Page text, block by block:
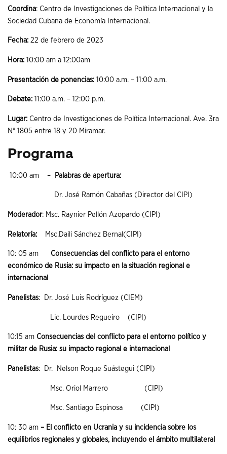
Coordina: Centro de Investigaciones de Política Internacional y la
Sociedad Cubana de Economía Internacional.
Fecha: 22 de febrero de 2023
Hora: 10:00 am a 12:00am
Presentación de ponencias: 10:00 a.m. – 11:00 a.m.
Debate: 11:00 a.m. – 12:00 p.m.
Lugar: Centro de Investigaciones de Política Internacional. Ave. 3ra
Nº 1805 entre 18 y 20 Miramar.
Programa
10:00 am – Palabras de apertura:
Dr. José Ramón Cabañas (Director del CIPI)
Moderador: Msc. Raynier Pellón Azopardo (CIPI)
Relatoría: Msc.Daili Sánchez Bernal(CIPI)
10: 05 am Consecuencias del conflicto para el entorno
económico de Rusia: su impacto en la situación regional e
internacional
Panelistas: Dr. José Luis Rodríguez (CIEM)
Lic. Lourdes Regueiro (CIPI)
10:15 am Consecuencias del conflicto para el entorno político y
militar de Rusia: su impacto regional e internacional
Panelistas: Dr. Nelson Roque Suástegui (CIPI)
Msc. Oriol Marrero (CIPI)
Msc. Santiago Espinosa (CIPI)
10: 30 am – El conflicto en Ucrania y su incidencia sobre los
equilibrios regionales y globales, incluyendo el ámbito multilateral